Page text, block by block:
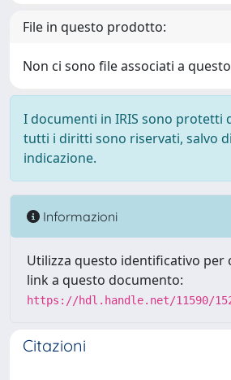
File in questo prodotto:
Non ci sono file associati a
I documenti in IRIS sono protetti
tutti i diritti sono riservati, salvo
indicazione.
Informazioni
Utilizza questo identificativo per
link a questo documento:
https://hdl.handle.net/11590/
Citazioni